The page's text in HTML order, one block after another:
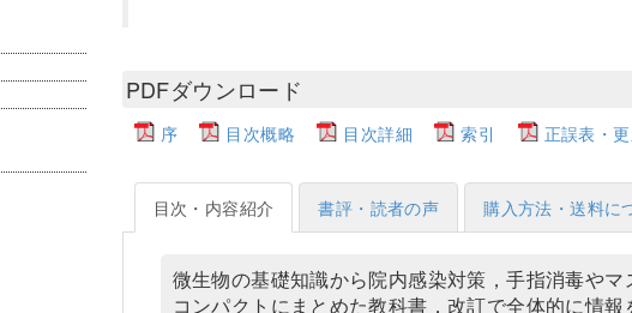
PDFダウンロード
序 目次概略 目次詳細 索引 正誤表・
目次・内容紹介 書評・読者の声 購入方法・送料に
微生物の基礎知識から院内感染対策，手指消毒や
コンパクトにまとめた教科書．改訂で全体的に情